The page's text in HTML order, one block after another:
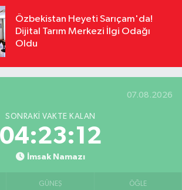
Özbekistan Heyeti Sarıçam'da!
Dijital Tarım Merkezi İlgi Odağı
Oldu
07.08.2026
SONRAKI VAKTE KALAN
04:23:11
İmsak Namazı
GÜNEŞ ÖĞLE